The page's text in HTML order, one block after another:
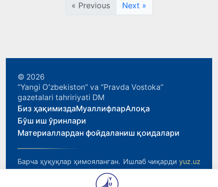
« Previous Next »
© 2026
“Yangi Oʻzbekiston” va “Pravda Vostoka”
gazetalari tahririyati DM
Биз ҳақимиздаМуаллифларАлоқа
Бўш иш ўринлари
Материаллардан фойдаланиш қоидалари
Барча ҳуқуқлар ҳимояланган. Ишлаб чиқарди yuz.uz